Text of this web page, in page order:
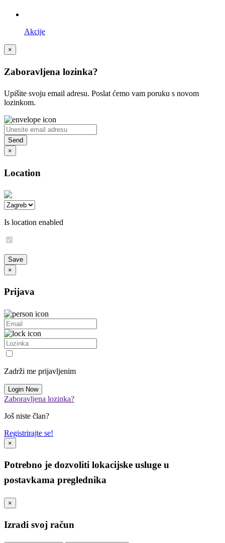
Akcije
×
Zaboravljena lozinka?
Upišite svoju email adresu. Poslat ćemo vam poruku s novom
lozinkom.
×
Location
Is location enabled
×
Prijava
Zadrži me prijavljenim
Zaboravljena lozinka?
Još niste član?
Registrirajte se!
×
Potrebno je dozvoliti lokacijske usluge u
postavkama preglednika
×
Izradi svoj račun